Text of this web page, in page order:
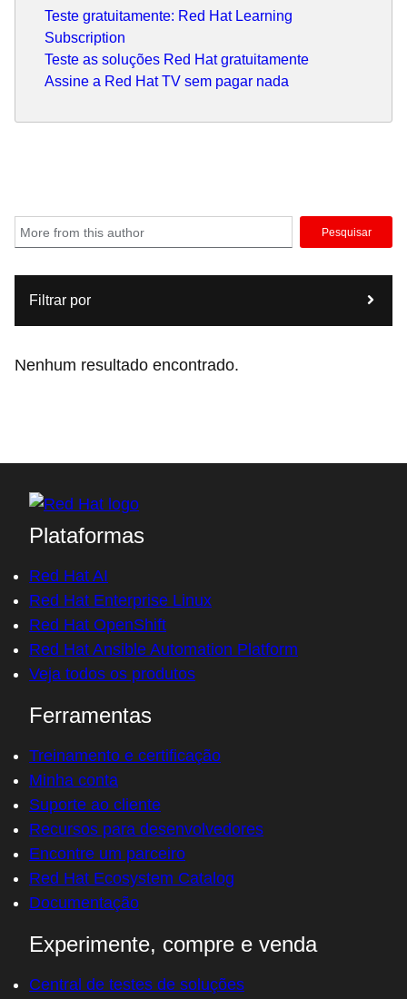
Teste gratuitamente: Red Hat Learning
Subscription
Teste as soluções Red Hat gratuitamente
Assine a Red Hat TV sem pagar nada
Pesquisar
Filtrar por
Nenhum resultado encontrado.
Plataformas
Red Hat AI
Red Hat Enterprise Linux
Red Hat OpenShift
Red Hat Ansible Automation Platform
Veja todos os produtos
Ferramentas
Treinamento e certificação
Minha conta
Suporte ao cliente
Recursos para desenvolvedores
Encontre um parceiro
Red Hat Ecosystem Catalog
Documentação
Experimente, compre e venda
Central de testes de soluções